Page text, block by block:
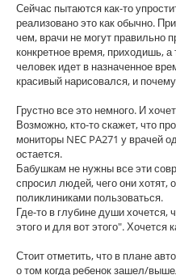
Сейчас пытаются как-то
реализовано это как обычно.
чем, врачи не могут правильно
конкретное время, приходишь,
человек идет в назначенное
красивый нарисовался, и
Грустно все это немного. И
Возможно, кто-то скажет, что
мониторы NEC PA271 у врачей
остается.
Бабушкам не нужны все эти
спросил людей, чего они хотят,
поликлиниками пользоваться.
Где-то в глубине души хочется,
этого и для вот этого". Хочется
Стоит отметить, что в плане
о том когда ребенок зашел/